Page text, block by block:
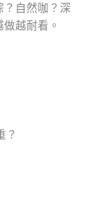
？自然咖？深
越耐看。
？